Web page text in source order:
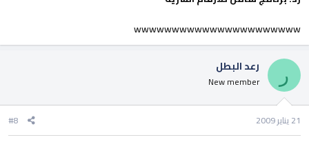
wwwwwwwwwwwwwwwwwwwwww
ر رعد البطل
New member
21 يناير 2009 #8